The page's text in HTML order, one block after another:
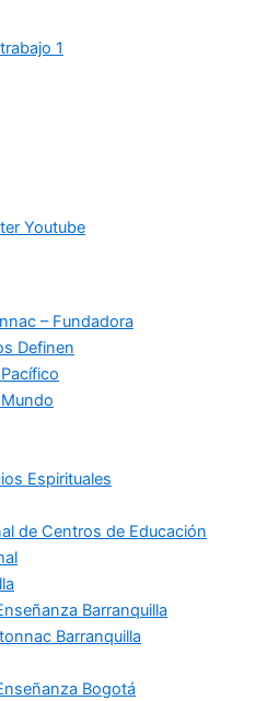
Youtube
– Fundadora
Definen
Espirituales
de Centros de Educación
Barranquilla
Barranquilla
Bogotá